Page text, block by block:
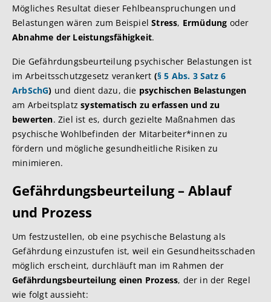
Mögliches Resultat dieser Fehlbeanspruchungen und
Belastungen wären zum BeispielStress, Ermüdung oder
Abnahme der Leistungsfähigkeit.
Die Gefährdungsbeurteilung psychischer Belastungen ist
im Arbeitsschutzgesetz verankert (§ 5 Abs. 3 Satz 6
ArbSchG) und dient dazu, die psychischen Belastungen
am Arbeitsplatzsystematisch zu erfassen und zu
bewerten. Ziel ist es, durch gezielte Maßnahmen das
psychische Wohlbefinden der Mitarbeiter*innen zu
fördern und mögliche gesundheitliche Risiken zu
minimieren.
Gefährdungsbeurteilung – Ablauf
und Prozess
Um festzustellen, ob eine psychische Belastung als
Gefährdung einzustufen ist, weil ein Gesundheitsschaden
möglich erscheint, durchläuft man im Rahmen der
Gefährdungsbeurteilung einen Prozess, der in der Regel
wie folgt aussieht: